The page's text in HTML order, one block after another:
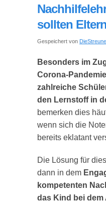
sollten
Gespeichert von
Besonders im
Corona-
zahlreiche
den Lernstoff in
bemerken dies
wenn sich die
bereits eklatant
Die Lösung für
dann in dem
kompetenten
das Kind bei